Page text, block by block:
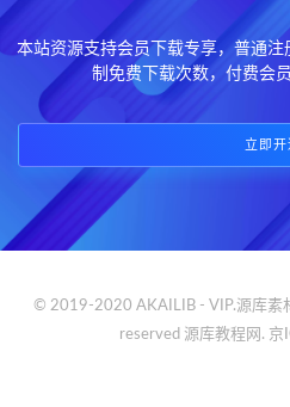
本站资源支持会员下载专享，普通
制免费下载次数，付费会
立即开
© 2019-2020 AKAILIB - VIP.源库素
reserved 源库教程网. 京